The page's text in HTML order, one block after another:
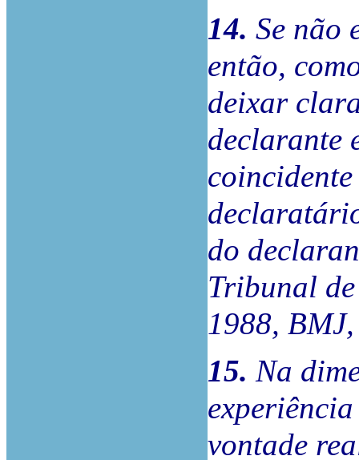
14. Se não
então,
deixar
declarante
do
Tribunal
1988,
15.Na
vontade